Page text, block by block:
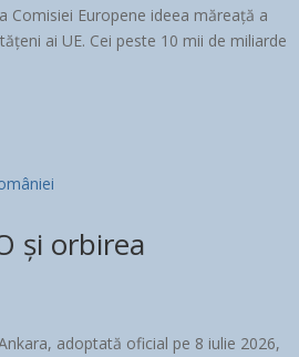
Comisiei Europene ideea măreață a
ai UE. Cei peste 10 mii de miliarde
și orbirea
adoptată oficial pe 8 iulie 2026,